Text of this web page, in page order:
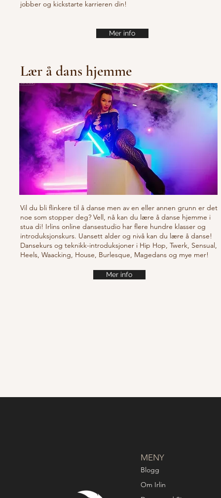
jobber og kickstarte karrieren din!
Mer info
Lær å dans hjemme
Vil du bli flinkere til å danse men av en eller annen grunn er det
noe som stopper deg? Vell, nå kan du lære å danse hjemme i
stua di! Irlins online dansestudio har flere hundre klasser og
introduksjonskurs. Uansett alder og nivå kan du lære å danse!
Dansekurs og teknikk-introduksjoner i Hip Hop, Twerk, Sensual,
Heels, Waacking, House, Burlesque, Magedans og mye mer!
Mer info
MENY
Blogg
Om Irlin